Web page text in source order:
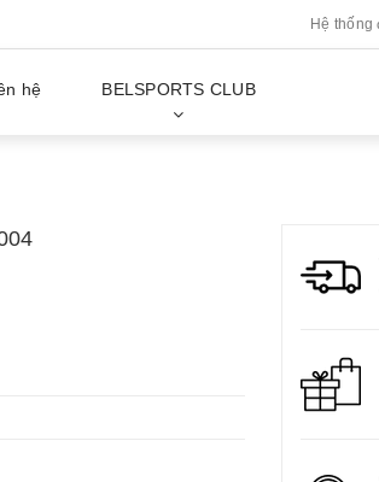
Hệ thống
hệ BELSPORTS CLUB